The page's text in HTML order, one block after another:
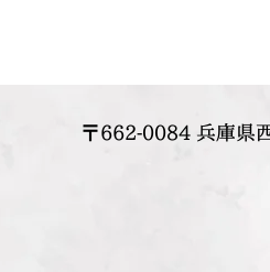
〒662-0084 兵庫県西